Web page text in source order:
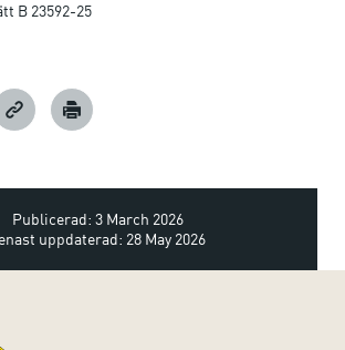
B 23592-25
Publicerad: 3 March 2026
uppdaterad: 28 May 2026